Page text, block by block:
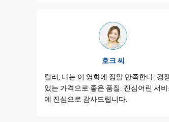
호크 씨
릴리, 나는 이 영화에 정말 만족한다. 경
있는 가격으로 좋은 품질. 진심어린 서비
에 진심으로 감사드립니다.